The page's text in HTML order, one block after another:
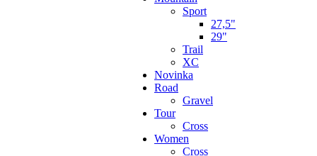
Sport
27,5"
29"
Trail
XC
Novinka
Road
Gravel
Tour
Cross
Women
Cross